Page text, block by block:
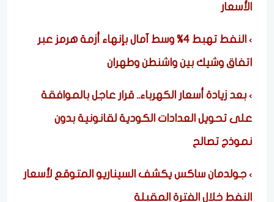
الأسعار
النفط تهبط 4% وسط آمال بإنهاء أزمة هرمز عبر
اتفاق وشيك بين واشنطن وطهران
بعد زيادة أسعار الكهرباء.. قرار عاجل بالموافقة
على تحويل العدادات الكودية لقانونية بدون
نموذج تصالح
جولدمان ساكس يكشف السيناريو المتوقع لأسعار
النفط خلال الفترة المقبلة